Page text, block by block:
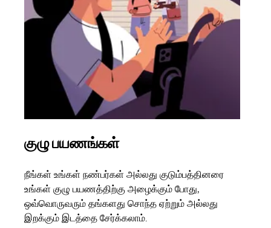
குழு பயணங்கள்
நீங்கள் உங்கள் நண்பர்கள் அல்லது குடும்பத்தினரை
உங்கள் குழு பயணத்திற்கு அழைக்கும் போது,
ஒவ்வொருவரும் தங்களது சொந்த ஏற்றும் அல்லது
இறக்கும் இடத்தை சேர்க்கலாம்.